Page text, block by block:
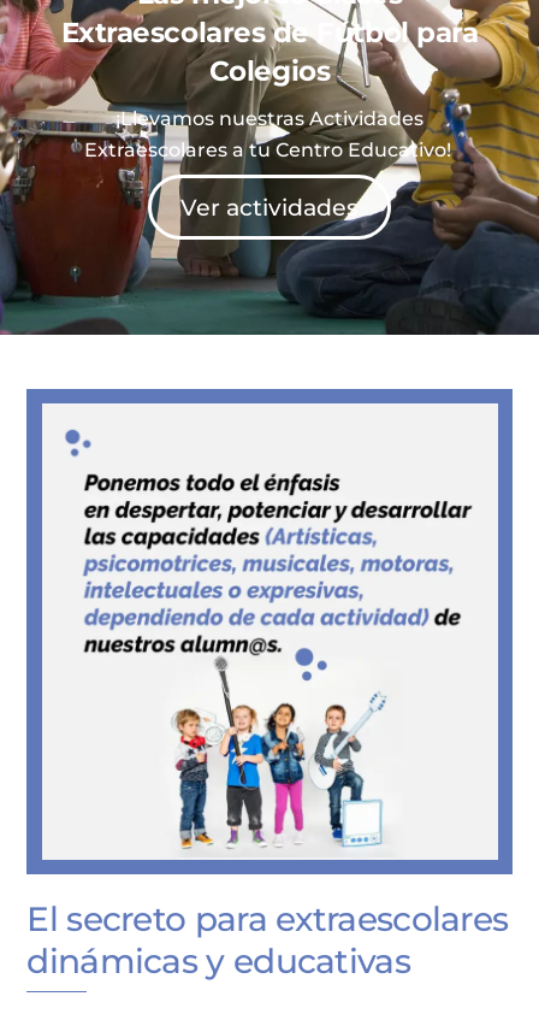
Extraescolares de Fútbol para
Colegios
¡Llevamos nuestras Actividades
Extraescolares a tu Centro Educativo!
Ver actividades
El secreto para extraescolares
dinámicas y educativas